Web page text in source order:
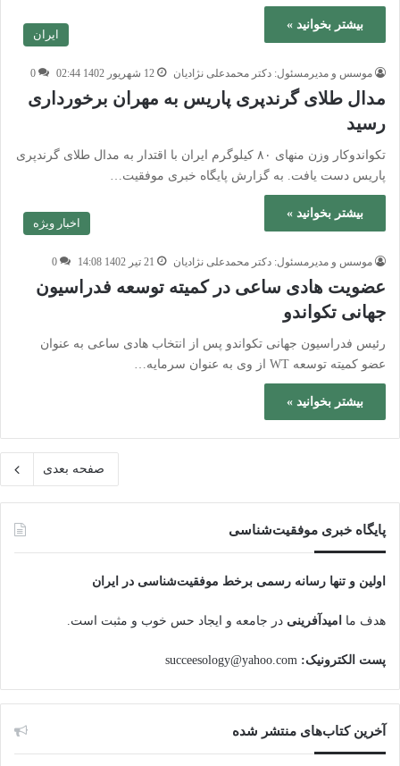
بیشتر بخوانید »
ایران
موسس و مدیرمسئول: دکتر محمدعلی نژادیان 12 شهریور 1402 02:44 0
مدال طلای گرندپری پاریس به مهران برخورداری
رسید
تکواندوکار وزن منهای ۸۰ کیلوگرم ایران با اقتدار به مدال طلای گرندپری
پاریس دست یافت. به گزارش پایگاه خبری موفقیت…
بیشتر بخوانید »
اخبار ویژه
موسس و مدیرمسئول: دکتر محمدعلی نژادیان 21 تیر 1402 14:08 0
عضویت هادی ساعی در کمیته توسعه فدراسیون
جهانی تکواندو
رئیس فدراسیون جهانی تکواندو پس از انتخاب هادی ساعی به عنوان
عضو کمیته توسعه WT از وی به عنوان سرمایه…
بیشتر بخوانید »
صفحه بعدی
پایگاه‌ خبری موفقیت‌شناسی
اولین و تنها رسانه رسمی برخط موفقیت‌شناسی در ایران
هدف ما امیدآفرینی در جامعه و ایجاد حس خوب و مثبت است.
پست الکترونیک:
آخرین کتاب‌های منتشر شده